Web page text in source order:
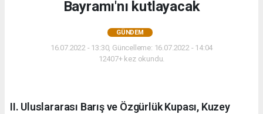
Bayramı'nı kutlayacak
GÜNDEM
16.07.2022 - 13:30, Güncelleme: 16.07.2022 - 14:04
12407+ kez okundu.
II. Uluslararası Barış ve Özgürlük Kupası, Kuzey